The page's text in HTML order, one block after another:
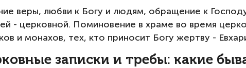
веры, любви к Богу и людям, обращение к
- церковной. Поминовение в храме во время
и монахов, тех, кто приносит Богу жертву -
записки и требы: какие